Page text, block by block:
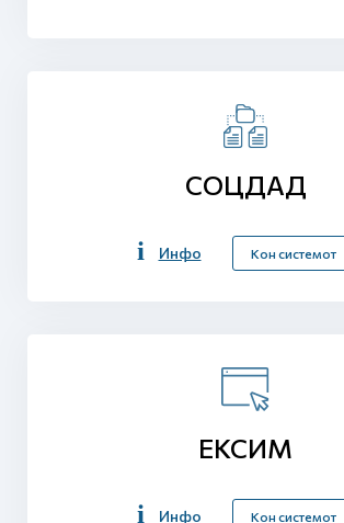
СОЦДАД
Инфо Кон системот
ЕКСИМ
Инфо Кон системот